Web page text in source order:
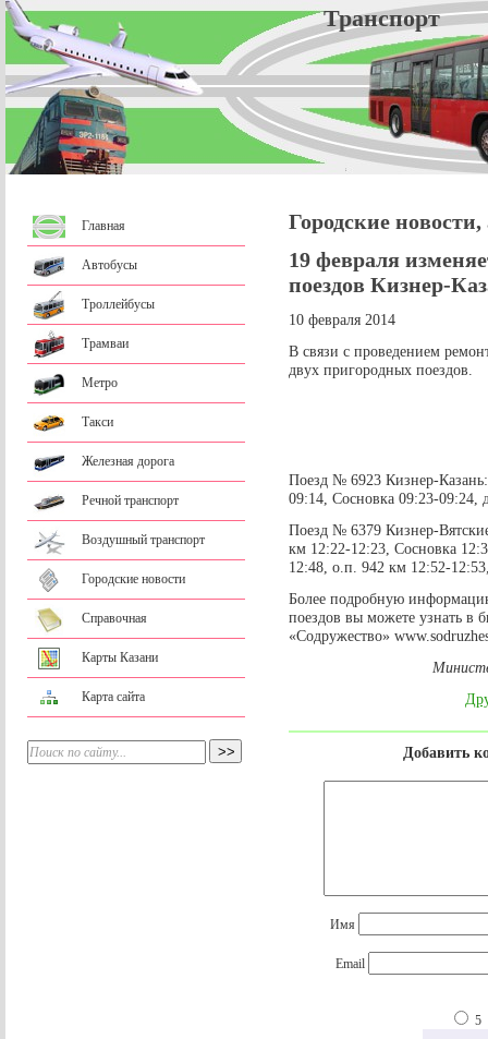
Главная
Автобусы
Троллейбусы
Трамваи
Метро
Такси
Железная дорога
Речной транспорт
Воздушный транспорт
Городские новости
Справочная
Карты Казани
Карта сайта
Городские
19 февраля
поездов Кизнер-
10 февраля 2014
В связи с проведением
двух пригородных поездов.
Поезд № 6923 Кизнер-
09:14, Сосновка 09:23-09:24,
Поезд № 6379 Кизнер-
км 12:22-12:23, Сосновка
12:48, о.п. 942 км 12:52-
Более подробную
поездов вы можете узнать в
«Содружество»
Добавить
Имя
Email
5